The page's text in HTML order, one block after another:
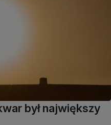
był największy